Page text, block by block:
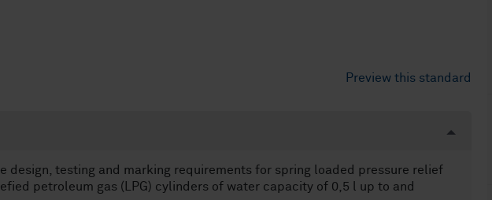
Preview this standard
design, testing and marking requirements for spring loaded pressure relief
petroleum gas (LPG) cylinders of water capacity of 0,5 l up to and